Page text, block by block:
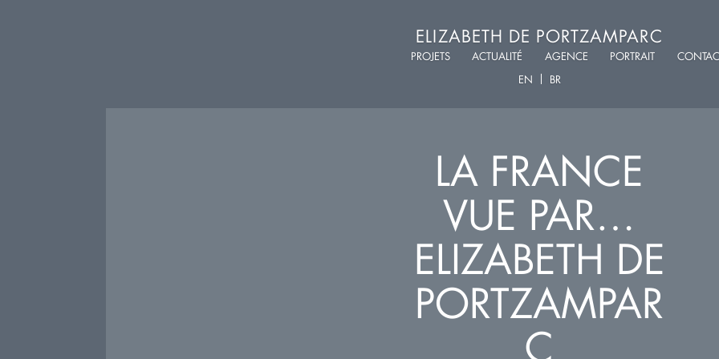
ELIZABETH DE PORTZAMPARC
PROJETS ACTUALITÉ AGENCE PORTRAIT
EN
BR
LA FRANCE
VUE PAR…
ELIZABETH DE
PORTZAMPAR
C